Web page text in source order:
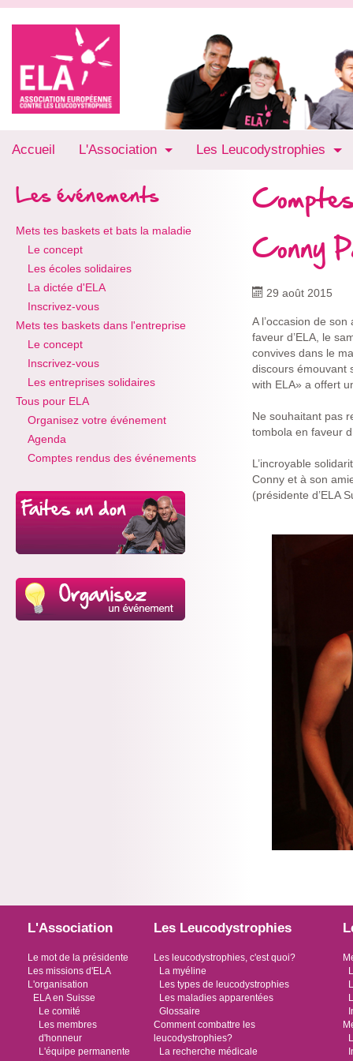
Accueil L'Association Les Leucodystrophies
Les événements
Mets tes baskets et bats la maladie
Le concept
Les écoles solidaires
La dictée d'ELA
Inscrivez-vous
Mets tes baskets dans l'entreprise
Le concept
Inscrivez-vous
Les entreprises solidaires
Tous pour ELA
Organisez votre événement
Agenda
Comptes rendus des événements
Conny
29 août 2015
A l’occasion de
faveur d’ELA, le
convives dans le
discours émouvant
with ELA» a offert
Ne souhaitant pas
tombola en faveur
L’incroyable
Conny et à son
(présidente d’ELA
L'Association
Le mot de la présidente
Les missions d'ELA
L'organisation
ELA en Suisse
Le comité
Les membres
d'honneur
L'équipe permanente
Les Leucodystrophies
Les leucodystrophies, c'est quoi?
La myéline
Les types de leucodystrophies
Les maladies apparentées
Glossaire
Comment combattre les
leucodystrophies?
La recherche médicale